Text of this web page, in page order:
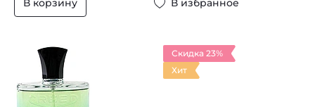
В корзину В избранное
Скидка 23%
Хит